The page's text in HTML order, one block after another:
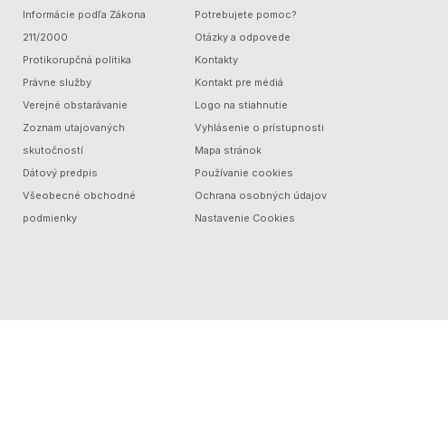
Informácie podľa Zákona
211/2000
Protikorupčná politika
Právne služby
Verejné obstarávanie
Zoznam utajovaných
skutočností
Dátový predpis
Všeobecné obchodné
podmienky
Potrebujete pomoc?
Otázky a odpovede
Kontakty
Kontakt pre médiá
Logo na stiahnutie
Vyhlásenie o prístupnosti
Mapa stránok
Používanie cookies
Ochrana osobných údajov
Nastavenie Cookies